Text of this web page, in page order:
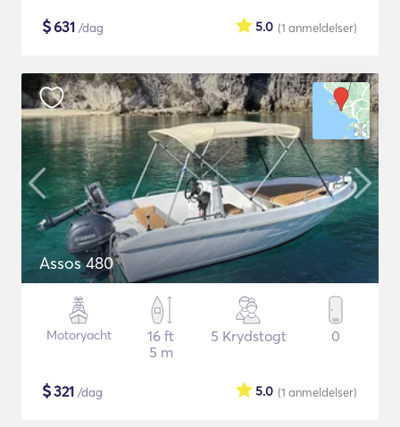
$631 /dag (1 anmeldelser)
5.0
Assos 480
Motoryacht
16 ft
5 m
5 Krydstogt 0
$321 /dag (1 anmeldelser)
5.0